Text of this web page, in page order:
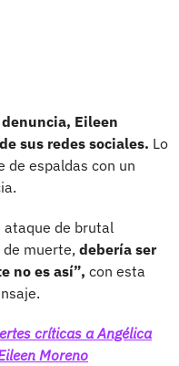
Eileen
sus redes sociales. Lo
de espaldas con un
ataque de brutal
muerte, debería ser
no es así”, con esta
críticas a Angélica
Moreno